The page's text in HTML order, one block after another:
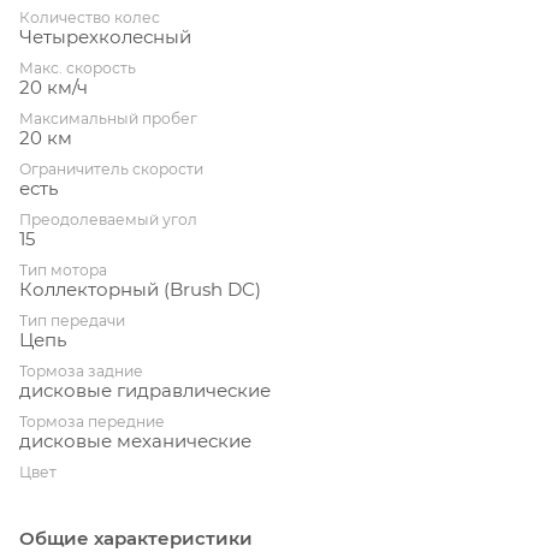
Количество колес
Четырехколесный
Макс. скорость
20 км/ч
Максимальный пробег
20 км
Ограничитель скорости
есть
Преодолеваемый угол
15
Тип мотора
Коллекторный (Brush DC)
Тип передачи
Цепь
Тормоза задние
дисковые гидравлические
Тормоза передние
дисковые механические
Цвет
Общие характеристики